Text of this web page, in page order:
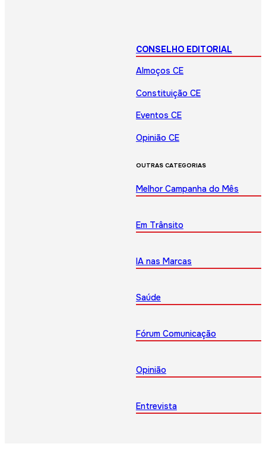
CONSELHO EDITORIAL
Almoços CE
Constituição CE
Eventos CE
Opinião CE
OUTRAS CATEGORIAS
Melhor Campanha do Mês
Em Trânsito
IA nas Marcas
Saúde
Fórum Comunicação
Opinião
Entrevista